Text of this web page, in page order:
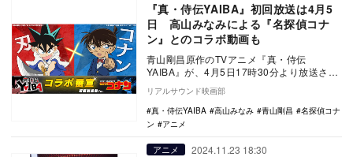
『真・侍伝YAIBA』初回放送は4月5
日 高山みなみによる『名探偵コナ
ン』とのコラボ動画も
青山剛昌原作のTVアニメ『真・侍伝
YAIBA』が、4月5日17時30分より放送され
ることが決定した。 本作は、『名探偵コ
ナ…
リアルサウンド映画部
真・侍伝YAIBA
高山みなみ 青山剛昌
名探偵コナ
ン
アニメ
アニメ 2024.11.23 18:30